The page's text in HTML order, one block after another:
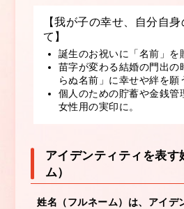
【我が子の幸せ、自分自
て】
誕生のお祝いに「名前」を
苗字が変わる結婚の門出の
らぬ名前」に幸せや絆を願
個人のための貯蓄や金銭管
女性用の実印に。
アイデンティティを表す
ム）
姓名（フルネーム）は、アイデ